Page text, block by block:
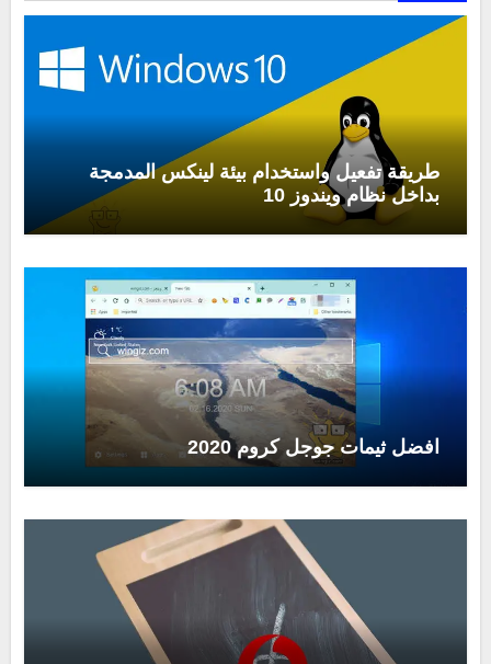
طريقة تفعيل واستخدام بيئة لينكس المدمجة
بداخل نظام ويندوز 10
افضل ثيمات جوجل كروم 2020